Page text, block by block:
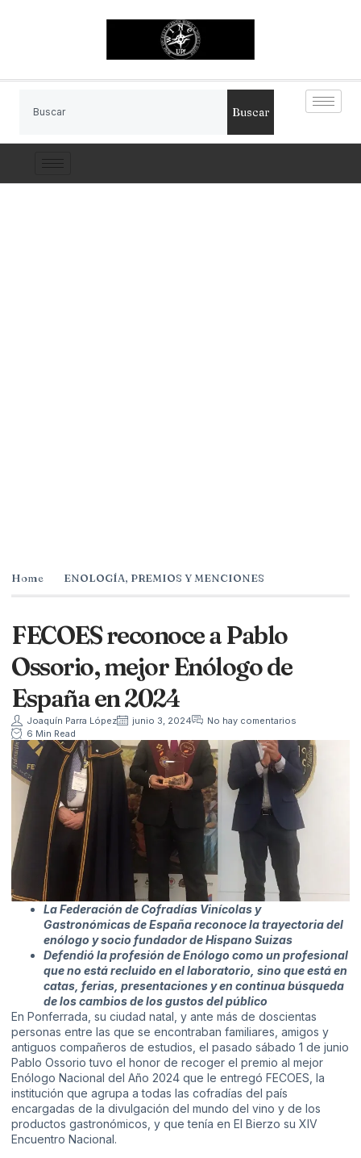
Buscar
Home ENOLOGÍA, PREMIOS Y MENCIONES
FECOES reconoce a Pablo
Ossorio, mejor Enólogo de
España en 2024
Joaquín Parra López junio 3, 2024
No hay comentarios
6 Min Read
La Federación de Cofradías Vinícolas y
Gastronómicas de España reconoce la trayectoria del
enólogo y socio fundador de Hispano Suizas
Defendió la profesión de Enólogo como un profesional
que no está recluido en el laboratorio, sino que está en
catas, ferias, presentaciones y en continua búsqueda
de los cambios de los gustos del público
En Ponferrada, su ciudad natal, y ante más de doscientas
personas entre las que se encontraban familiares, amigos y
antiguos compañeros de estudios, el pasado sábado 1 de junio
Pablo Ossorio tuvo el honor de recoger el premio al mejor
Enólogo Nacional del Año 2024 que le entregó FECOES, la
institución que agrupa a todas las cofradías del país
encargadas de la divulgación del mundo del vino y de los
productos gastronómicos, y que tenía en El Bierzo su XIV
Encuentro Nacional.